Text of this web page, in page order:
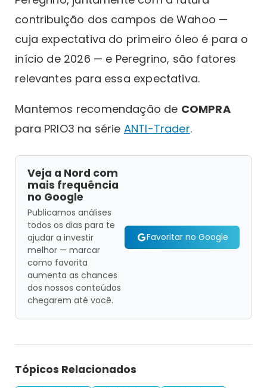
contribuição dos campos de Wahoo —
cuja expectativa do primeiro óleo é para o
início de 2026 — e Peregrino, são fatores
relevantes para essa expectativa.
Mantemos recomendação de COMPRA
para PRIO3 na série ANTI-Trader.
Veja a Nord com
mais frequência
no Google
Publicamos análises
todos os dias para te
ajudar a investir
melhor — marcar
como favorita
aumenta as chances
dos nossos conteúdos
chegarem até você.
Favoritar no Google
Tópicos Relacionados